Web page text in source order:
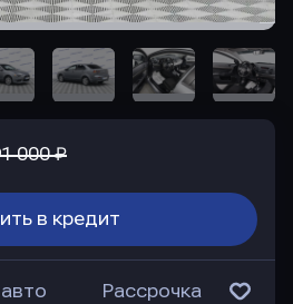
000 ₽
в кредит
Рассрочка